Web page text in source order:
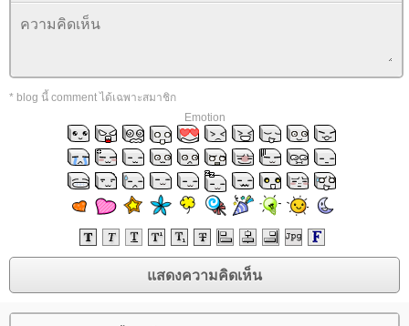
* blog นี้ comment ได้เฉพาะสมาชิก
Emotion